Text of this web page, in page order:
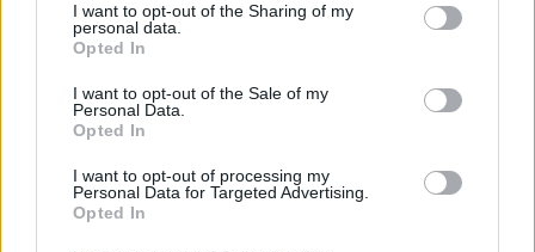
I want to opt-out of the Sharing of my
personal data.
Opted In
I want to opt-out of the Sale of my
Personal Data.
Opted In
I want to opt-out of processing my
Personal Data for Targeted Advertising.
Opted In
των πρώτων ημερών της εβδομάδας θα
είναι η ασυνήθιστα υψηλή θερμοκρασία
για την εποχή, ιδιαίτερα στα κεντρικά και
νότια ηπειρωτικά. Ωστόσο, από την
Τετάρτη και μετά, το σκηνικό θα αρχίσει να
αλλάζει σταδιακά.